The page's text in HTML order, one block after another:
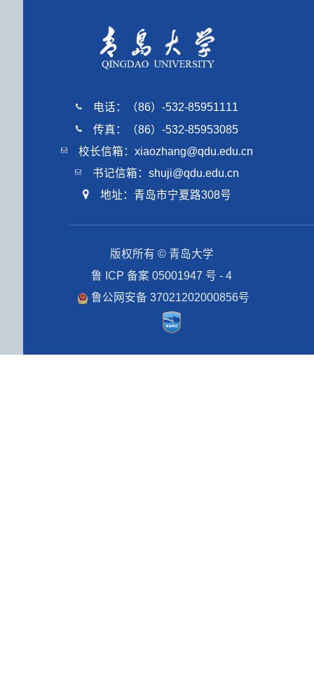
电话：（86）-532-85951111
传真：（86）-532-85953085
校长信箱：xiaozhang@qdu.edu.cn
书记信箱：shuji@qdu.edu.cn
地址：青岛市宁夏路308号
版权所有 © 青岛大学
鲁 ICP 备案 05001947 号 - 4
鲁公网安备 37021202000856号